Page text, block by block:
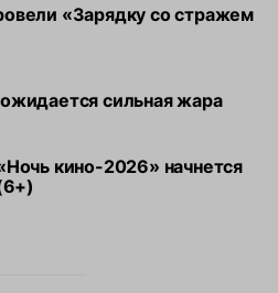
«Зарядку со стражем
сильная жара
кино-2026» начнется